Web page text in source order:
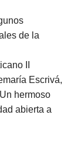
de la
II
Escrivá,
hermoso
abierta a